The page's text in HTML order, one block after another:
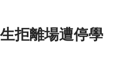
拒離場遭停學